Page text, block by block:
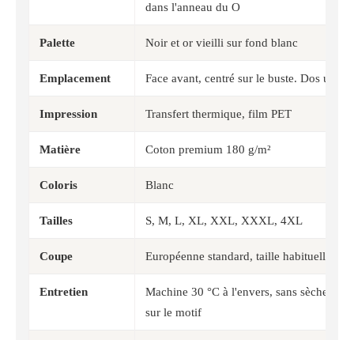
dans l'anneau du O
Palette Noir et or vieilli sur fond blanc
Emplacement Face avant, centré sur le buste. Dos uni
Impression Transfert thermique, film PET
Matière Coton premium 180 g/m²
Coloris Blanc
Tailles S, M, L, XL, XXL, XXXL, 4XL
Coupe Européenne standard, taille habituelle
Entretien
Machine 30 °C à l'envers, sans sèche-
sur le motif